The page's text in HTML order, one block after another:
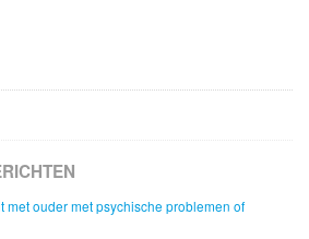
met ouder met psychische problemen of